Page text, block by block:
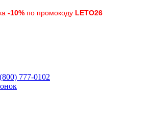
-10% по промокоду LETO26
777-0102